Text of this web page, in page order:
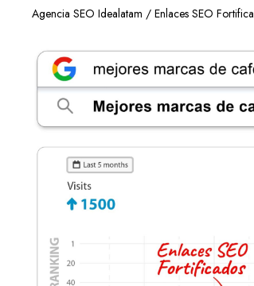
Agencia SEO Idealatam / Enlaces SEO